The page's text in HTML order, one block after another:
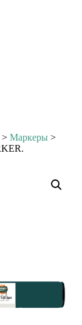
> Маркеры >